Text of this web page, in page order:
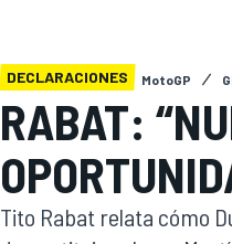
DECLARACIONES MotoGP
RABAT:
Tito Rabat relata cómo